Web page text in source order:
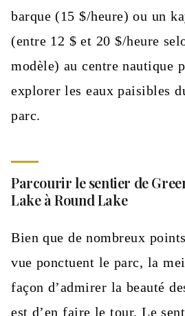
barque (15 $/heure) ou un
(entre 12 $ et 20 $/heure
modèle) au centre nautique
explorer les eaux paisibles
parc.
Parcourir le sentier de
Lake à Round Lake
Bien que de nombreux
vue ponctuent le parc, la
façon d’admirer la beauté
est d’en faire le tour. Le